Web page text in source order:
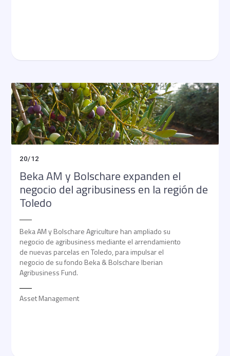
20/12
Beka AM y Bolschare expanden el
negocio del agribusiness en la región de
Toledo
Beka AM y Bolschare Agriculture han ampliado su
negocio de agribusiness mediante el arrendamiento
de nuevas parcelas en Toledo, para impulsar el
negocio de su fondo Beka & Bolschare Iberian
Agribusiness Fund.
Asset Management